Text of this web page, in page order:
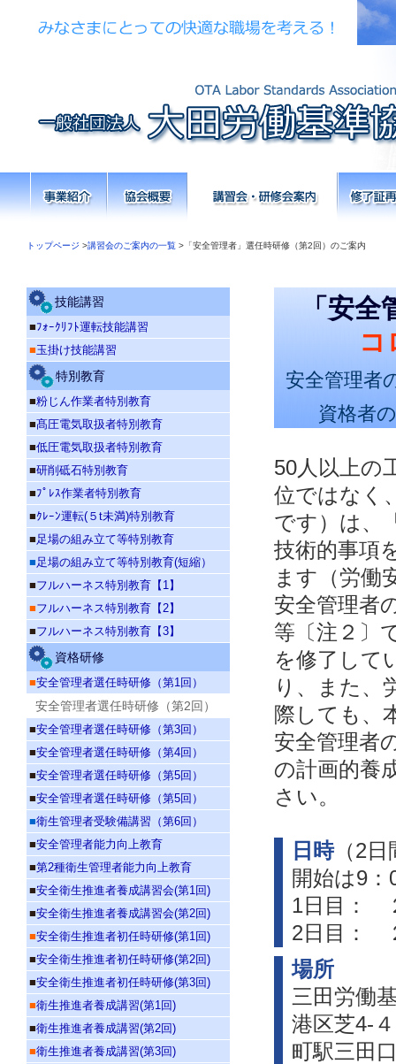
トップページ >講習会のご案内の一覧 >「安全管理者」選任時研修（第2回）のご案内
「安
コ
安全管理者
資格者
50人以上の
位ではなく
です）は、
技術的事項
ます（労働
安全管理者
等〔注２〕
を修了して
り、また、
際しても、
安全管理者
の計画的養
さい。
日時（2
開始は9
1日目：
2日目：
場所
三田労働
港区芝4-
町駅三田
技能講習
■ﾌｫｰｸﾘﾌﾄ運転技能講習
■玉掛け技能講習
特別教育
■粉じん作業者特別教育
■髙圧電気取扱者特別教育
■低圧電気取扱者特別教育
■研削砥石特別教育
■ﾌﾟﾚｽ作業者特別教育
■ｸﾚｰﾝ運転(５t未満)特別教育
■足場の組み立て等特別教育
■足場の組み立て等特別教育(短縮）
■フルハーネス特別教育【1】
■フルハーネス特別教育【2】
■フルハーネス特別教育【3】
資格研修
■安全管理者選任時研修（第1回）
安全管理者選任時研修（第2回）
■安全管理者選任時研修（第3回）
■安全管理者選任時研修（第4回）
■安全管理者選任時研修（第5回）
■安全管理者選任時研修（第5回）
■衛生管理者受験備講習（第6回）
■安全管理者能力向上教育
■第2種衛生管理者能力向上教育
■安全衛生推進者養成講習会(第1回)
■安全衛生推進者養成講習会(第2回)
■安全衛生推進者初任時研修(第1回)
■安全衛生推進者初任時研修(第2回)
■安全衛生推進者初任時研修(第3回)
■衛生推進者養成講習(第1回)
■衛生推進者養成講習(第2回)
■衛生推進者養成講習(第3回)